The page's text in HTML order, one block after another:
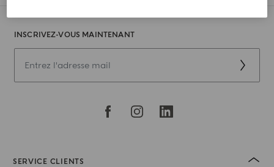
INSCRIVEZ-VOUS MAINTENANT
SERVICE CLIENTS